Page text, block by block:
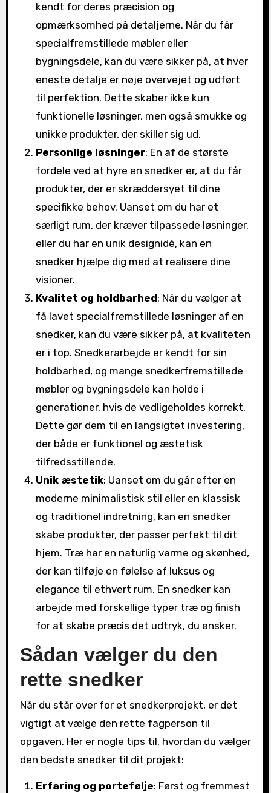
kendt for deres præcision og
opmærksomhed på detaljerne. Når du får
specialfremstillede møbler eller
bygningsdele, kan du være sikker på, at hver
eneste detalje er nøje overvejet og udført
til perfektion. Dette skaber ikke kun
funktionelle løsninger, men også smukke og
unikke produkter, der skiller sig ud.
Personlige løsninger: En af de største
fordele ved at hyre en snedker er, at du får
produkter, der er skræddersyet til dine
specifikke behov. Uanset om du har et
særligt rum, der kræver tilpassede løsninger,
eller du har en unik designidé, kan en
snedker hjælpe dig med at realisere dine
visioner.
Kvalitet og holdbarhed: Når du vælger at
få lavet specialfremstillede løsninger af en
snedker, kan du være sikker på, at kvaliteten
er i top. Snedkerarbejde er kendt for sin
holdbarhed, og mange snedkerfremstillede
møbler og bygningsdele kan holde i
generationer, hvis de vedligeholdes korrekt.
Dette gør dem til en langsigtet investering,
der både er funktionel og æstetisk
tilfredsstillende.
Unik æstetik: Uanset om du går efter en
moderne minimalistisk stil eller en klassisk
og traditionel indretning, kan en snedker
skabe produkter, der passer perfekt til dit
hjem. Træ har en naturlig varme og skønhed,
der kan tilføje en følelse af luksus og
elegance til ethvert rum. En snedker kan
arbejde med forskellige typer træ og finish
for at skabe præcis det udtryk, du ønsker.
Sådan vælger du den
rette snedker
Når du står over for et snedkerprojekt, er det
vigtigt at vælge den rette fagperson til
opgaven. Her er nogle tips til, hvordan du vælger
den bedste snedker til dit projekt:
Erfaring og portefølje: Først og fremmest